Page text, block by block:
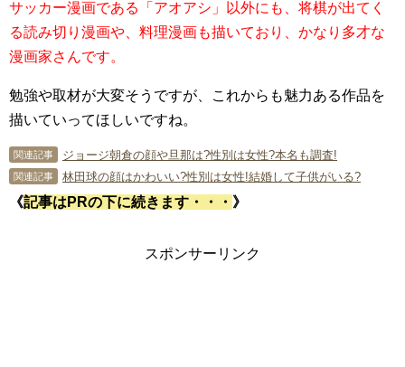
サッカー漫画である「アオアシ」以外にも、将棋が出てく
る読み切り漫画や、料理漫画も描いており、かなり多才な
漫画家さんです。
勉強や取材が大変そうですが、これからも魅力ある作品を
描いていってほしいですね。
関連記事 ジョージ朝倉の顔や旦那は?性別は女性?本名も調査!
関連記事 林田球の顔はかわいい?性別は女性!結婚して子供がいる?
《記事はPRの下に続きます・・・ 》
スポンサーリンク